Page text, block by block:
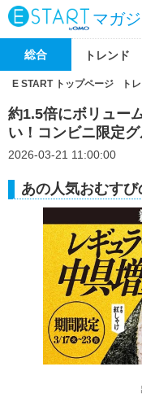
マガ
総合 トレンド
E START トップページ ト
約1.5倍にボリュー
い！コンビニ限定グ
2026-03-21 11:00:00
あの人気おむすび